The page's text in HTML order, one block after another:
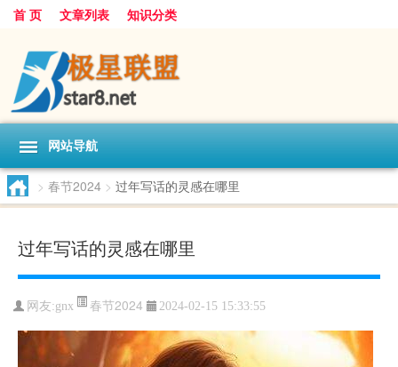
首 页 文章列表 知识分类
网站导航
> 春节2024 > 过年写话的灵感在哪里
过年写话的灵感在哪里
网友:gnx 春节2024 2024-02-15 15:33:55